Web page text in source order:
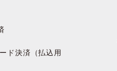
ド決済（払込用